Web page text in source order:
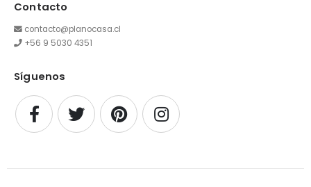
Contacto
contacto@planocasa.cl
+56 9 5030 4351
Síguenos